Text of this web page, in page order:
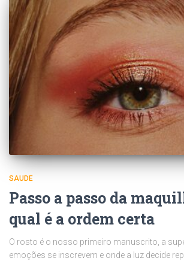
SAUDE
Passo a passo da
qual é a ordem certa
O rosto é o nosso primeiro manuscrito, a
emoções se inscrevem e onde a luz decide